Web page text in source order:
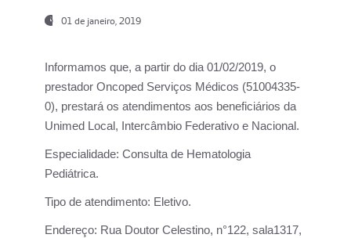
01 de janeiro, 2019
Informamos que, a partir do dia 01/02/2019, o
prestador Oncoped Serviços Médicos (51004335-
0), prestará os atendimentos aos beneficiários da
Unimed Local, Intercâmbio Federativo e Nacional.
Especialidade: Consulta de Hematologia
Pediátrica.
Tipo de atendimento: Eletivo.
Endereço: Rua Doutor Celestino, n°122, sala1317,